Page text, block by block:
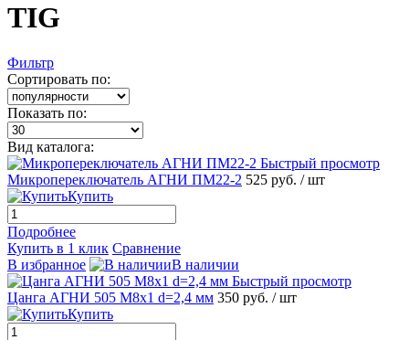
TIG
Фильтр
Сортировать по:
Показать по:
Вид каталога:
Быстрый просмотр
Микропереключатель АГНИ ПМ22-2 525 руб. / шт
Купить
Подробнее
Купить в 1 клик Сравнение
В избранное
В наличии
Быстрый просмотр
Цанга АГНИ 505 М8х1 d=2,4 мм 350 руб. / шт
Купить